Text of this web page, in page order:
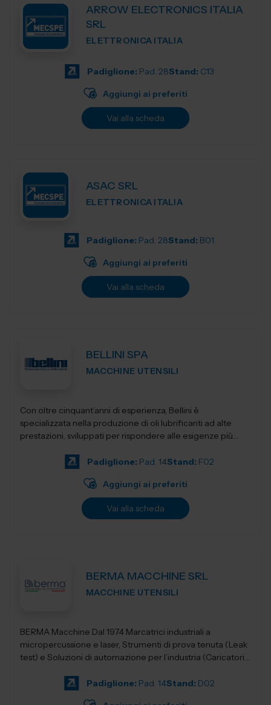
ARROW ELECTRONICS ITALIA
SRL
ELETTRONICA ITALIA
Padiglione: Pad. 28Stand: C13
Aggiungi ai preferiti
Vai alla scheda
ASAC SRL
ELETTRONICA ITALIA
Padiglione: Pad. 28Stand: B01
Aggiungi ai preferiti
Vai alla scheda
BELLINI SPA
MACCHINE UTENSILI
Con oltre cinquant’anni di esperienza, Bellini è
specializzata nella produzione di oli lubrificanti ad alte
prestazioni, sviluppati per rispondere alle esigenze più
Padiglione: Pad. 14Stand: F02
Aggiungi ai preferiti
Vai alla scheda
BERMA MACCHINE SRL
MACCHINE UTENSILI
BERMA Macchine Dal 1974 Marcatrici industriali a
micropercussione e laser, Strumenti di prova tenuta (Leak
test) e Soluzioni di automazione per l’industria (Caricatori,
Padiglione: Pad. 14Stand: D02